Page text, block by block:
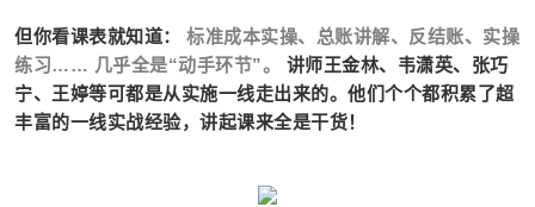
但你看课表就知道：
标准成本实操、总账讲解、反结账、实操
练习…… 几乎全是“动手环节”。
讲师王金林、韦潇英、张巧
宁、王婷等可都是从实施一线走出来的。他们个个都积累了超
丰富的一线实战经验，讲起课来全是干货！